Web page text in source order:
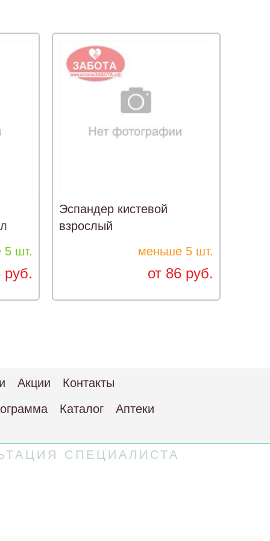
5 шт.
руб.
Эспандер кистевой
взрослый
меньше 5 шт.
от 86 руб.
Акции
Контакты
Каталог Аптеки
СПЕЦИАЛИСТА